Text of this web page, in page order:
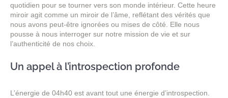
quotidien pour se tourner vers son monde intérieur. Cette heure
miroir agit comme un miroir de l’âme, reflétant des vérités que
nous avons peut-être ignorées ou mises de côté. Elle nous
pousse à nous interroger sur notre mission de vie et sur
l’authenticité de nos choix.
Un appel à l’introspection profonde
L’énergie de 04h40 est avant tout une énergie d’introspection.